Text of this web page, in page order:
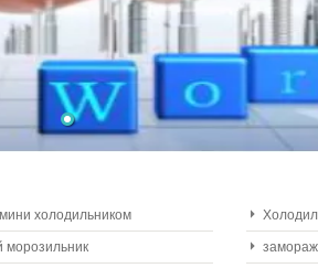
холодильником
морозильник